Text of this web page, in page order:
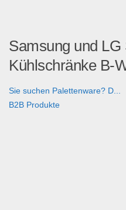
Samsung und LG
Kühlschränke B-
Sie suchen Palettenware? D...
B2B Produkte